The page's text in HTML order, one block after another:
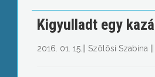
Kigyulladt egy
2016. 01. 15. Szõlõsi Szabina